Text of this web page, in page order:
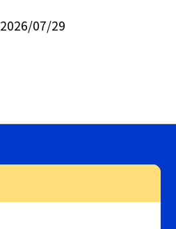
2026/07/29